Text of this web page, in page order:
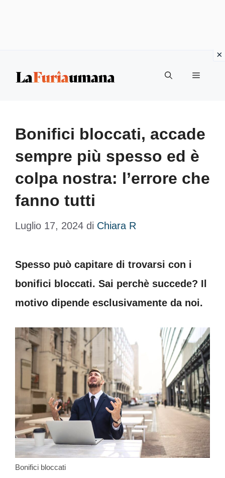
Menu
Bonifici bloccati, accade
sempre più spesso ed è
colpa nostra: l’errore che
fanno tutti
Luglio 17, 2024 di Chiara R
Spesso può capitare di trovarsi con i
bonifici bloccati. Sai perchè succede? Il
motivo dipende esclusivamente da noi.
Bonifici bloccati